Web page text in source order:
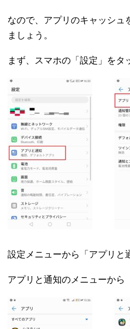
なので、アプリのキャッシュ
ましょう。
まず、スマホの「設定」をタ
設定メニューから「アプリと
アプリと通知のメニューから